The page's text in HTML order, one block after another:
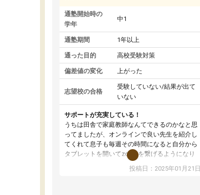
通塾開始時の
学年
中1
通塾期間 1年以上
通った目的 高校受験対策
偏差値の変化 上がった
志望校の合格
受験していない/結果が出て
いない
サポートが充実している！
うちは田舎で家庭教師なんてできるのかなと思
ってましたが、オンラインで良い先生を紹介し
てくれて息子も毎週その時間になると自分から
タブレットを開いてzoomを繋げるようになり
ました！5科目なんでもOKなのもとても気に入
投稿日：2025年01月21日